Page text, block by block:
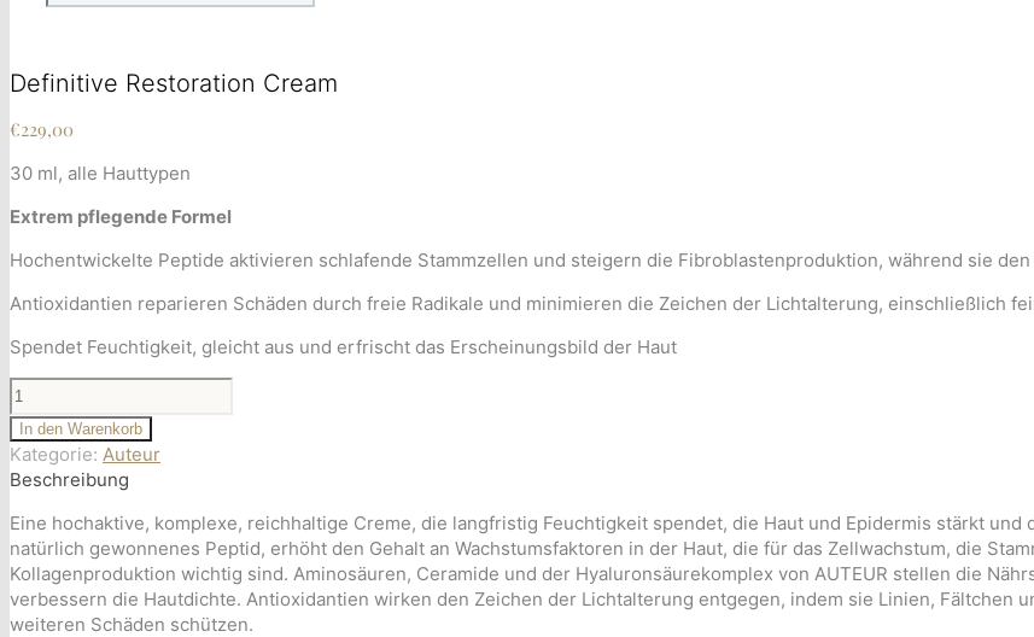
Definitive Restoration Cream
€229,00
30 ml, alle Hauttypen
Extrem pflegende Formel
Hochentwickelte Peptide aktivieren schlafende Stammzellen und steigern die Fibroblastenproduktion, während sie
Antioxidantien reparieren Schäden durch freie Radikale und minimieren die Zeichen der Lichtalterung, einschließlich
Spendet Feuchtigkeit, gleicht aus und erfrischt das Erscheinungsbild der Haut
Definitive
Restoration
Cream
In den Warenkorb
Kategorie: Auteur
Beschreibung
Eine hochaktive, komplexe, reichhaltige Creme, die langfristig Feuchtigkeit spendet, die Haut und Epidermis stärkt und
natürlich gewonnenes Peptid, erhöht den Gehalt an Wachstumsfaktoren in der Haut, die für das Zellwachstum, die
Kollagenproduktion wichtig sind. Aminosäuren, Ceramide und der Hyaluronsäurekomplex von AUTEUR stellen die
verbessern die Hautdichte. Antioxidantien wirken den Zeichen der Lichtalterung entgegen, indem sie Linien, Fältchen
weiteren Schäden schützen.